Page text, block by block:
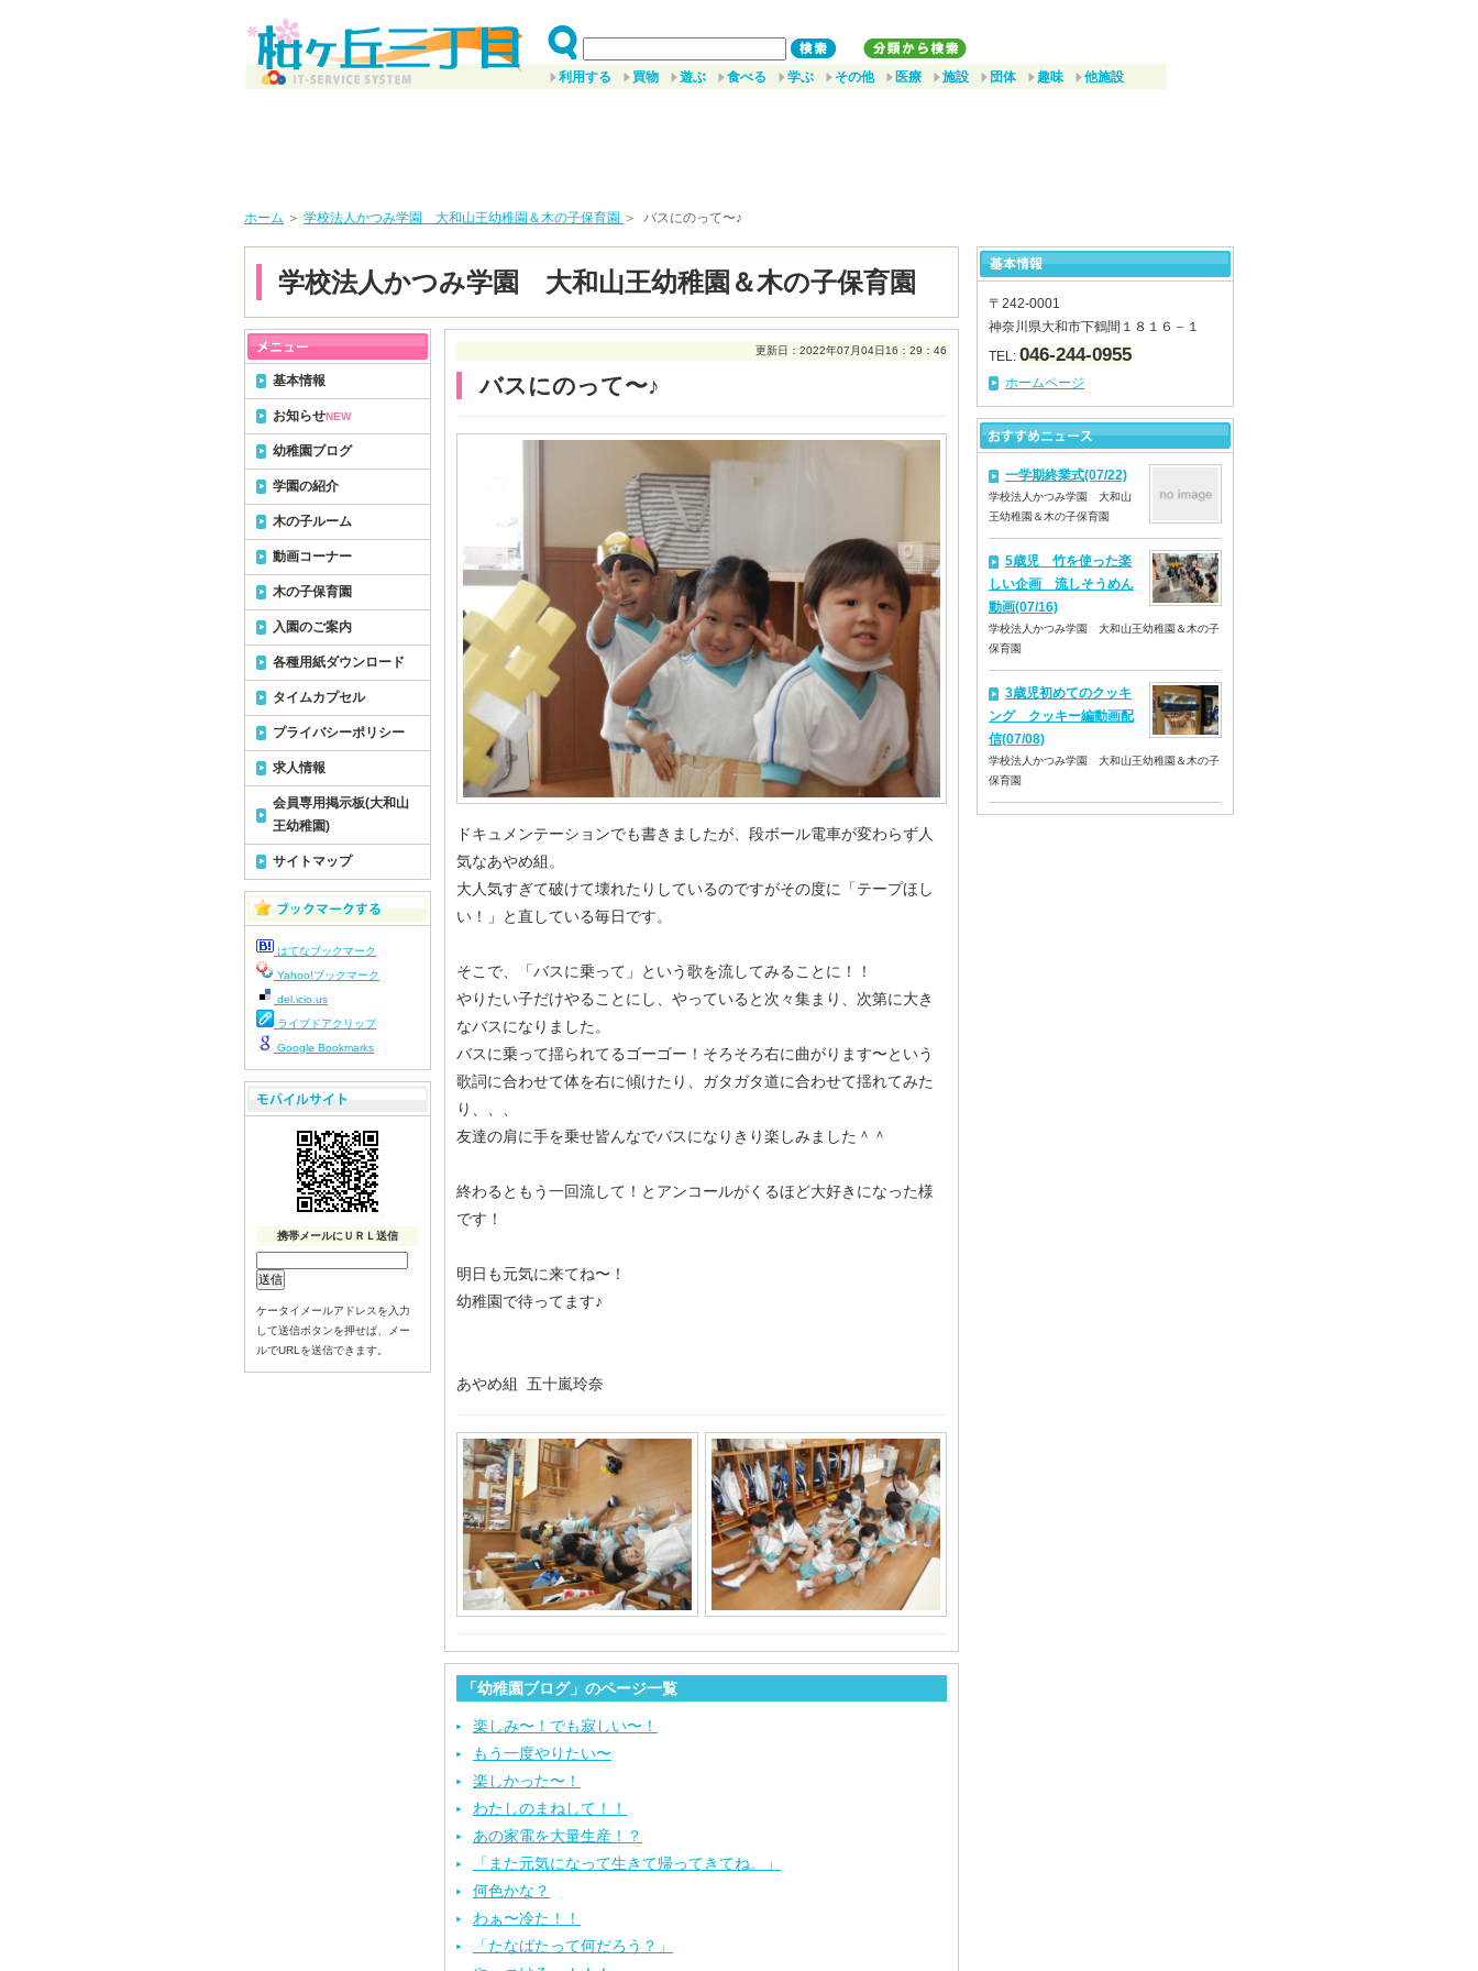
利用する 買物 遊ぶ 食べる 学ぶ その他 医療 施設 団体 趣味 他施設
ホーム ＞ 学校法人かつみ学園 大和山王幼稚園＆木の子保育園 ＞ バスにのって〜♪
学校法人かつみ学園 大和山王幼稚園＆木の子保育園
更新日：2022年07月04日16：29：46
バスにのって〜♪
ドキュメンテーションでも書きましたが、段ボール電車が変わらず人
気なあやめ組。
大人気すぎて破けて壊れたりしているのですがその度に「テープほし
い！」と直している毎日です。
そこで、「バスに乗って」という歌を流してみることに！！
やりたい子だけやることにし、やっていると次々集まり、次第に大き
なバスになりました。
バスに乗って揺られてるゴーゴー！そろそろ右に曲がります〜という
歌詞に合わせて体を右に傾けたり、ガタガタ道に合わせて揺れてみた
り、、、
友達の肩に手を乗せ皆んなでバスになりきり楽しみました＾＾
終わるともう一回流して！とアンコールがくるほど大好きになった様
です！
明日も元気に来てね〜！
幼稚園で待ってます♪
あやめ組 五十嵐玲奈
「幼稚園ブログ」のページ一覧
楽しみ〜！でも寂しい〜！
もう一度やりたい〜
楽しかった〜！
わたしのまねして！！
あの家電を大量生産！？
「また元気になって生きて帰ってきてね。」
何色かな？
わぁ〜冷た！！
「たなばたって何だろう？」
基本情報
お知らせNEW
幼稚園ブログ
学園の紹介
木の子ルーム
動画コーナー
木の子保育園
入園のご案内
各種用紙ダウンロード
タイムカプセル
プライバシーポリシー
求人情報
会員専用掲示板(大和山
王幼稚園)
サイトマップ
はてなブックマーク
Yahoo!ブックマーク
del.icio.us
ライブドアクリップ
Google Bookmarks
携帯メールにＵＲＬ送信
ケータイメールアドレスを入力
して送信ボタンを押せば、メー
ルでURLを送信できます。
〒242-0001
神奈川県大和市下鶴間１８１６－１
TEL: 046-244-0955
ホームページ
一学期終業式(07/22)
学校法人かつみ学園 大和山
王幼稚園＆木の子保育園
5歳児 竹を使った楽
しい企画 流しそうめん
動画(07/16)
学校法人かつみ学園 大和山王幼稚園＆木の子
保育園
3歳児初めてのクッキ
ング クッキー編動画配
信(07/08)
学校法人かつみ学園 大和山王幼稚園＆木の子
保育園